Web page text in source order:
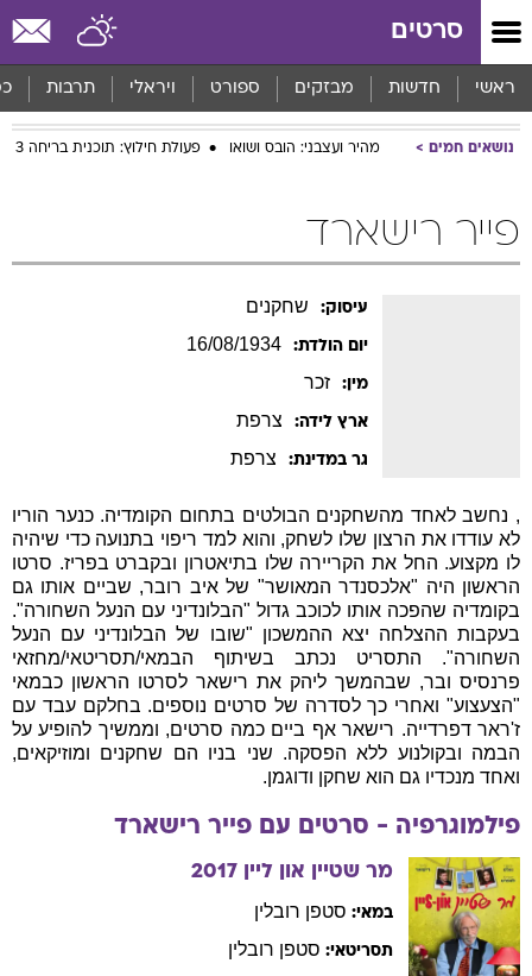
סרטים
ראשי חדשות מבזקים ספורט ויראלי תרבות
נושאים חמים מהיר ועצבני: הובס ושואו פעולת חילוץ: תוכנית בריחה 3
פייר רישארד
עיסוק: שחקנים
יום הולדת: 16/08/1934
מין: זכר
ארץ לידה: צרפת
גר במדינת: צרפת
, נחשב לאחד מהשחקנים הבולטים בתחום הקומדיה. כנער הוריו
לא עודדו את הרצון שלו לשחק, והוא למד ריפוי בתנועה כדי שיהיה
לו מקצוע. החל את הקריירה שלו בתיאטרון ובקברט בפריז. סרטו
הראשון היה "אלכסנדר המאושר" של איב רובר, שביים אותו גם
בקומדיה שהפכה אותו לכוכב גדול "הבלונדיני עם הנעל השחורה".
בעקבות ההצלחה יצא ההמשכון "שובו של הבלונדיני עם הנעל
השחורה". התסריט נכתב בשיתוף הבמאי/תסריטאי/מחזאי
פרנסיס ובר, שבהמשך ליהק את רישאר לסרטו הראשון כבמאי
"הצעצוע" ואחרי כך לסדרה של סרטים נוספים. בחלקם עבד עם
ז'ראר דפרדייה. רישאר אף ביים כמה סרטים, וממשיך להופיע על
הבמה ובקולנוע ללא הפסקה. שני בניו הם שחקנים ומוזיקאים,
ואחד מנכדיו גם הוא שחקן ודוגמן.
פילמוגרפיה - סרטים עם פייר רישארד
מר שטיין און ליין 2017
במאי: סטפן רובלין
תסריטאי: סטפן רובלין